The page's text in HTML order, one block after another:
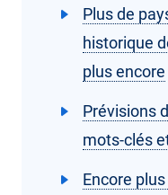
Plus de
historique
plus encore
Prévisions
mots-clés
Encore